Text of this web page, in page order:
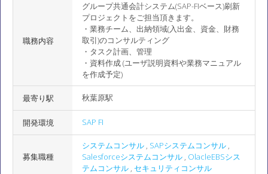
職務内容
グループ共通会計システム(SAP-FIベース)刷新
プロジェクトをご担当頂きます。
・業務チーム、出納領域(入出金、資金、財務
取引)のコンサルティング
・タスク計画、管理
・資料作成 (ユーザ説明資料や業務マニュアル
を作成予定)
最寄り駅 秋葉原駅
開発環境 SAP FI
募集職種
システムコンサル , SAPシステムコンサル ,
Salesforceシステムコンサル , OlacleEBSシス
テムコンサル , セキュリティコンサル